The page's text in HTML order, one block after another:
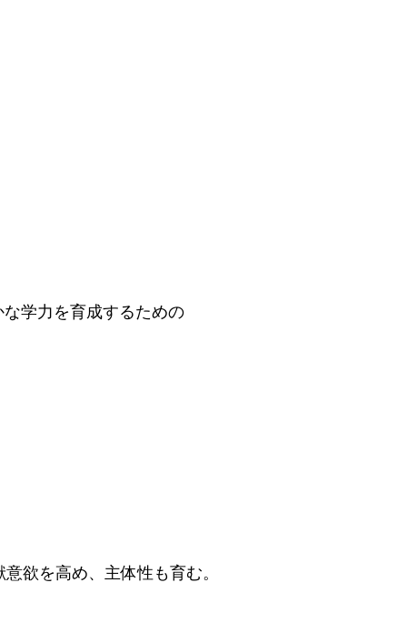
学力を育成するための
を高め、主体性も育む。